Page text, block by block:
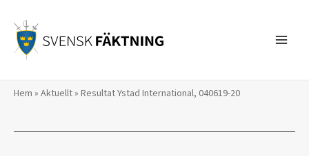
innehåll
Hem » Aktuellt» Resultat Ystad International, 040619-20